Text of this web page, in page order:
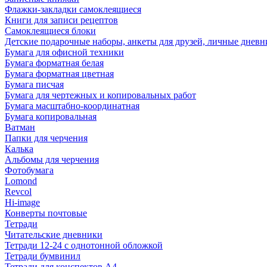
Флажки-закладки самоклеящиеся
Книги для записи рецептов
Самоклеящиеся блоки
Детские подарочные наборы, анкеты для друзей, личные
Бумага для офисной техники
Бумага форматная белая
Бумага форматная цветная
Бумага писчая
Бумага для чертежных и копировальных работ
Бумага масштабно-координатная
Бумага копировальная
Ватман
Папки для черчения
Калька
Альбомы для черчения
Фотобумага
Lomond
Revcol
Hi-image
Конверты почтовые
Тетради
Читательские дневники
Тетради 12-24 с однотонной обложкой
Тетради бумвинил